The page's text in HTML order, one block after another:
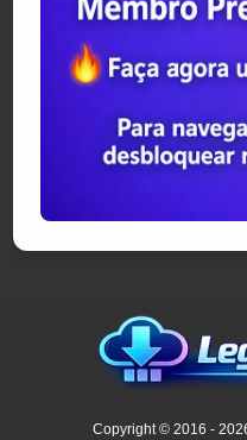
Copyright © 2016 -